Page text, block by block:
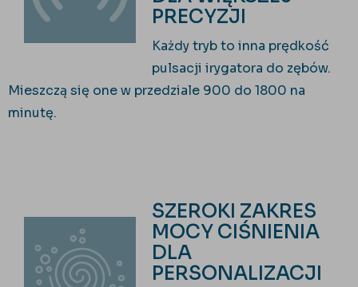
PRECYZJI
Każdy tryb to inna prędkość
pulsacji irygatora do zębów.
Mieszczą się one w przedziale 900 do 1800 na
minutę.
SZEROKI ZAKRES
MOCY CIŚNIENIA
DLA
PERSONALIZACJI